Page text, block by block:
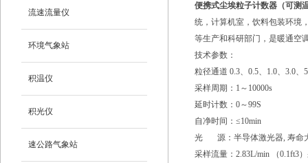
流速流量仪
环境气象站
积温仪
积光仪
速公路气象站
便携式尘埃粒子计数器（可测
统，计算机室，饮料包装环境
等生产和科研部门，是暖通空
技术参数：
粒径通道 0.3、0.5、1.0、3.0
采样周期：1～10000s
延时计数：0～99S
自净时间：≤10min
光 源：半导体激光器, 寿命
采样流量：2.83L/min （0.1ft3